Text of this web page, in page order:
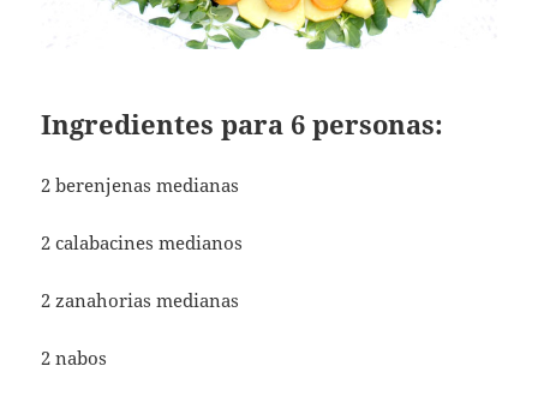
Ingredientes para 6 personas:
2 berenjenas medianas
2 calabacines medianos
2 zanahorias medianas
2 nabos